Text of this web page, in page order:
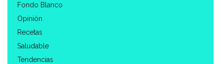
Fondo Blanco
Opinión
Recetas
Saludable
Tendencias